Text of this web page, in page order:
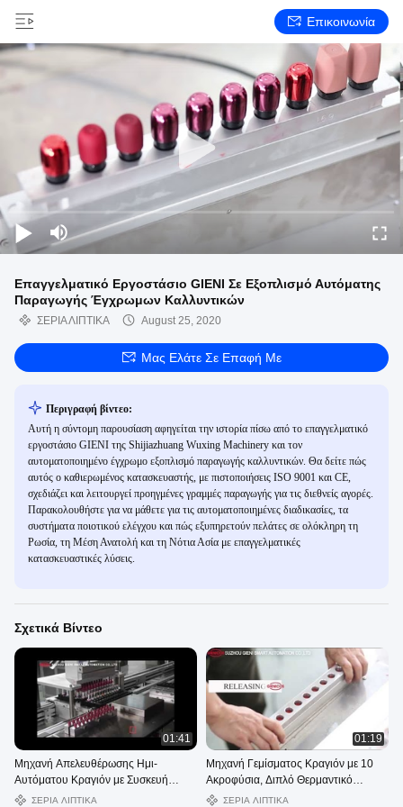
Επικοινωνία
Επαγγελματικό Εργοστάσιο GIENI Σε Εξοπλισμό Αυτόματης
Παραγωγής Έγχρωμων Καλλυντικών
ΣΕΡΙΑ ΛΙΠΤΙΚΑ August 25, 2020
Μας Ελάτε Σε Επαφή Με
Περιγραφή βίντεο:
Αυτή η σύντομη παρουσίαση αφηγείται την ιστορία πίσω από το επαγγελματικό
εργοστάσιο GIENI της Shijiazhuang Wuxing Machinery και τον
αυτοματοποιημένο έγχρωμο εξοπλισμό παραγωγής καλλυντικών. Θα δείτε πώς
αυτός ο καθιερωμένος κατασκευαστής, με πιστοποιήσεις ISO 9001 και CE,
σχεδιάζει και λειτουργεί προηγμένες γραμμές παραγωγής για τις διεθνείς αγορές.
Παρακολουθήστε για να μάθετε για τις αυτοματοποιημένες διαδικασίες, τα
συστήματα ποιοτικού ελέγχου και πώς εξυπηρετούν πελάτες σε ολόκληρη τη
Ρωσία, τη Μέση Ανατολή και τη Νότια Ασία με επαγγελματικές
κατασκευαστικές λύσεις.
Σχετικά Βίντεο
01:41
Μηχανή Απελευθέρωσης Ημι-
Αυτόματου Κραγιόν με Συσκευή
Βιδώματος Δοχείου
ΣΕΡΙΑ ΛΙΠΤΙΚΑ
01:19
Μηχανή Γεμίσματος Κραγιόν με 10
Ακροφύσια, Διπλό Θερμαντικό
Δοχείο, Μεταλλικό Καλούπι
ΣΕΡΙΑ ΛΙΠΤΙΚΑ